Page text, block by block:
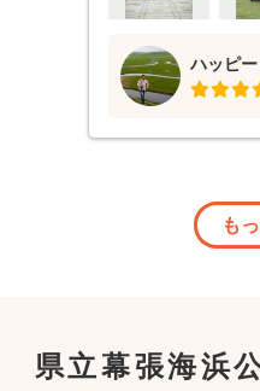
ます！！お願いし
ハッピ
も
県立幕張海浜